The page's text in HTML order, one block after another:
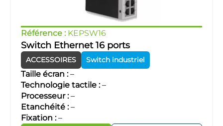
Référence : KEPSW16
Switch Ethernet 16 ports
ACCESSOIRES Switch industriel
Taille écran :–
Technologie tactile :–
Processeur :–
Etanchéité :–
Fixation :–